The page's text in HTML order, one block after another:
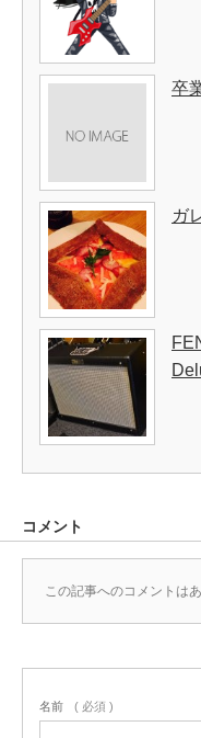
卒
ガ
コメント
この記事へのコメントはあ
名前 ( 必須 )